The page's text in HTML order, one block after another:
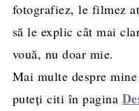
fotografiez, le filmez
să le explic cât mai
vouă, nu doar mie.
Mai multe despre
puteți citi în pagina